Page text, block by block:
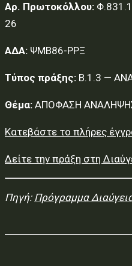
Αρ. Πρωτοκόλλου:
26
ΑΔΑ: ΨΜΒ86-ΡΡΞ
Τύπος πράξης: Β.1.3 —
Θέμα: ΑΠΟΦΑΣΗ
Κατεβάστε το πλήρες
Δείτε την πράξη στη
Πηγή: Πρόγραμμα